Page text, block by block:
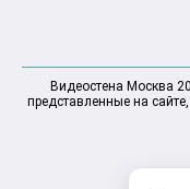
Видеостена Москва
представленные на